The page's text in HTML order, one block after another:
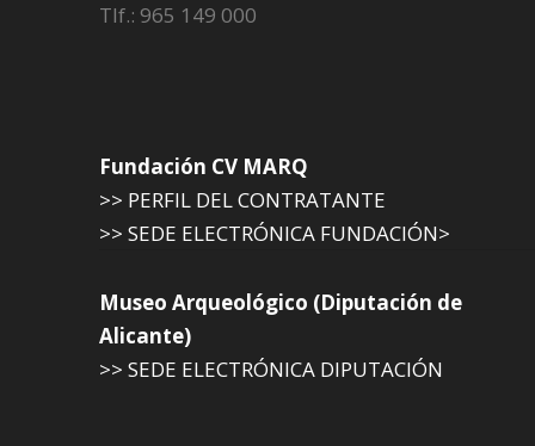
Tlf.: 965 149 000
Fundación CV MARQ
>> PERFIL DEL CONTRATANTE
>> SEDE ELECTRÓNICA FUNDACIÓN>
Museo Arqueológico (Diputación de
Alicante)
>> SEDE ELECTRÓNICA DIPUTACIÓN